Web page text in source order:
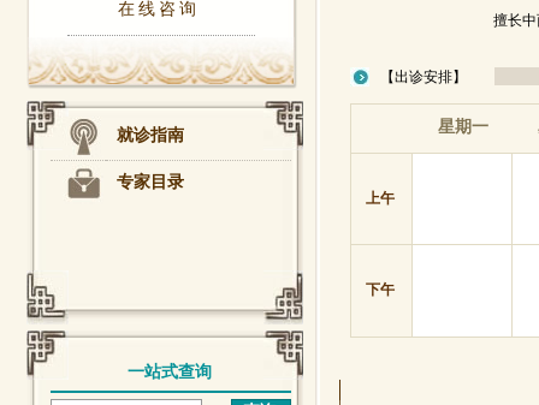
在线咨询
就诊指南
专家目录
一站式查询
擅长
【出诊安排】
星期一
上午
下午